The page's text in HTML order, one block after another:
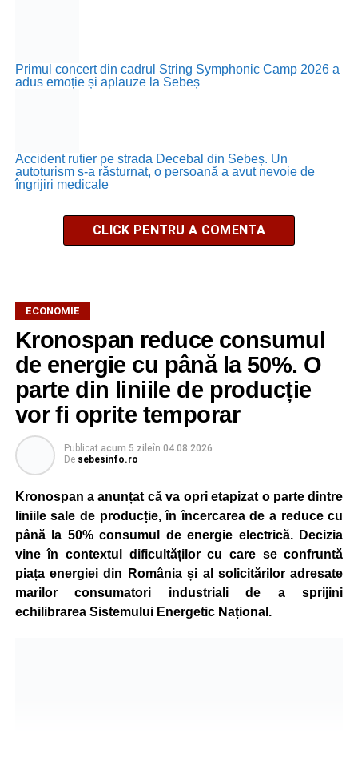
Primul concert din cadrul String Symphonic Camp 2026 a
adus emoție și aplauze la Sebeș
Accident rutier pe strada Decebal din Sebeș. Un
autoturism s-a răsturnat, o persoană a avut nevoie de
îngrijiri medicale
CLICK PENTRU A COMENTA
ECONOMIE
Kronospan reduce consumul
de energie cu până la 50%. O
parte din liniile de producție
vor fi oprite temporar
Publicat acum 5 zileîn 04.08.2026
De sebesinfo.ro
Kronospan a anunțat că va opri etapizat o parte dintre
liniile sale de producție, în încercarea de a reduce cu
până la 50% consumul de energie electrică. Decizia
vine în contextul dificultăților cu care se confruntă
piața energiei din România și al solicitărilor adresate
marilor consumatori industriali de a sprijini
echilibrarea Sistemului Energetic Național.